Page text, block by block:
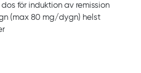
för induktion av remission
(max 80 mg/dygn) helst